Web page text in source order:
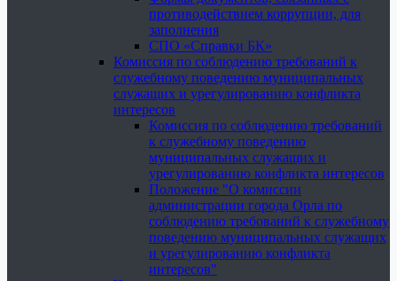
противодействием коррупции, для
заполнения
СПО «Справки БК»
Комиссия по соблюдению требований к
служебному поведению муниципальных
служащих и урегулированию конфликта
интересов
Комиссия по соблюдению требований
к служебному поведению
муниципальных служащих и
урегулированию конфликта интересов
Положение "О комиссии
администрации города Орла по
соблюдению требований к служебному
поведению муниципальных служащих
и урегулированию конфликта
интересов"